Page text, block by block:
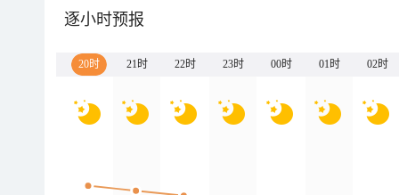
逐小时预报
20时 21时 22时 23时 00时 01时 02时